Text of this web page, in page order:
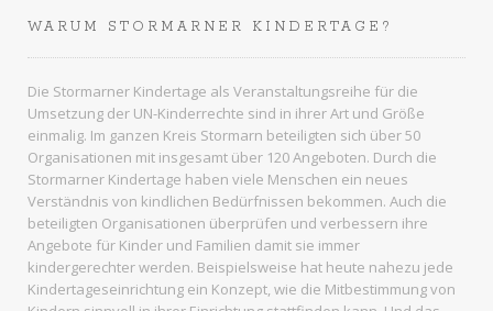
WARUM STORMARNER KINDERTAGE?
Die Stormarner Kindertage als Veranstaltungsreihe für die
Umsetzung der UN-Kinderrechte sind in ihrer Art und Größe
einmalig. Im ganzen Kreis Stormarn beteiligten sich über 50
Organisationen mit insgesamt über 120 Angeboten. Durch die
Stormarner Kindertage haben viele Menschen ein neues
Verständnis von kindlichen Bedürfnissen bekommen. Auch die
beteiligten Organisationen überprüfen und verbessern ihre
Angebote für Kinder und Familien damit sie immer
kindergerechter werden. Beispielsweise hat heute nahezu jede
Kindertageseinrichtung ein Konzept, wie die Mitbestimmung von